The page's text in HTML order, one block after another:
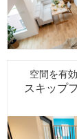
2026年5
兵庫県
兵庫県 神
香川県 高
空間を有
スキップ